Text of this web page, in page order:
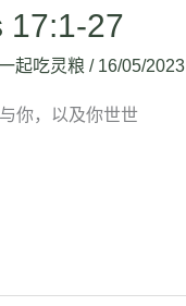
17:1-27
起吃灵粮 / 16/05/2023
你，以及你世世